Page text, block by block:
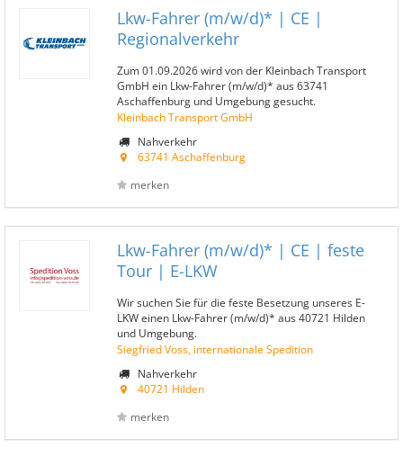
Lkw-Fahrer (m/w/d)* | CE |
Regionalverkehr
Zum 01.09.2026 wird von der Kleinbach Transport
GmbH ein Lkw-Fahrer (m/w/d)* aus 63741
Aschaffenburg und Umgebung gesucht.
Kleinbach Transport GmbH
Nahverkehr
63741 Aschaffenburg
merken
Lkw-Fahrer (m/w/d)* | CE | feste
Tour | E-LKW
Wir suchen Sie für die feste Besetzung unseres E-
LKW einen Lkw-Fahrer (m/w/d)* aus 40721 Hilden
und Umgebung.
Siegfried Voss, internationale Spedition
Nahverkehr
40721 Hilden
merken